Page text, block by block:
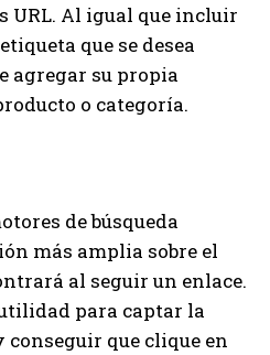
URL. Al igual que incluir
que se desea
agregar su propia
o categoría.
de búsqueda
más amplia sobre el
al seguir un enlace.
para captar la
que clique en